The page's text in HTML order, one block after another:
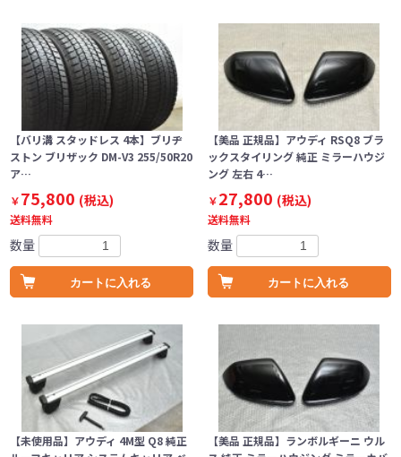
【バリ溝 スタッドレス 4本】ブリヂ
ストン ブリザック DM-V3 255/50R20
ア…
￥75,800 (税込)
送料無料
数量
カートに入れる
【美品 正規品】アウディ RSQ8 ブラ
ックスタイリング 純正 ミラーハウジ
ング 左右 4…
￥27,800 (税込)
送料無料
数量
カートに入れる
【未使用品】アウディ 4M型 Q8 純正
【美品 正規品】ランボルギーニ ウル